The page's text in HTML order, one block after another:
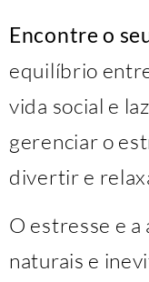
Encontre o
equilíbrio
vida social e
gerenciar o
divertir e
O estresse e
naturais e